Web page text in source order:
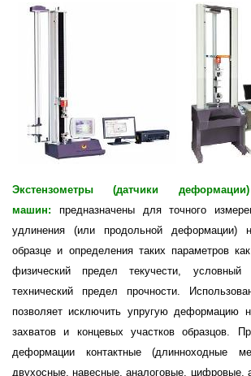
Экстензометры (датчики деформации)
машин: предназначены для точного
удлинения (или продольной деформации)
образце и определения таких параметров
физический предел текучести, условный
технический предел прочности.
позволяет исключить упругую деформацию
захватов и концевых участков образцов.
деформации контактные (длинноходные
двухосные, навесные, аналоговые, цифровые,